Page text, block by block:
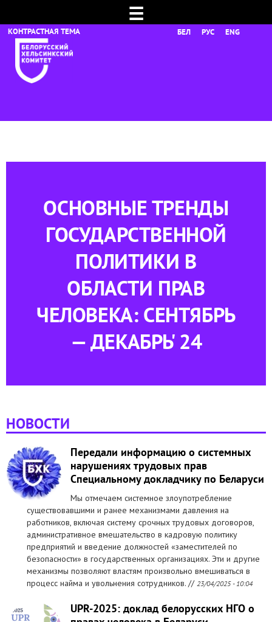
☰
БЕЛ РУС ENG
ОСНОВНЫЕ ТРЕНДЫ
ГОСУДАРСТВЕННОЙ
ПОЛИТИКИ В
ОБЛАСТИ ПРАВ
ЧЕЛОВЕКА: СЕНТЯБРЬ
— ДЕКАБРЬ' 24
НОВОСТИ
Передали информацию о системных
нарушениях трудовых прав
Специальному докладчику по Беларуси
Мы отмечаем системное злоупотребление
существовавшими и ранее механизмами давления на
работников, включая систему срочных трудовых договоров,
административное вмешательство в кадровую политику
предприятий и введение должностей «заместителей по
безопасности» в государственных организациях. Эти и другие
механизмы позволяют властям произвольно вмешиваться в
процесс найма и увольнения сотрудников. // 23/04/2025 - 10:04
UPR-2025: доклад белорусских НГО о